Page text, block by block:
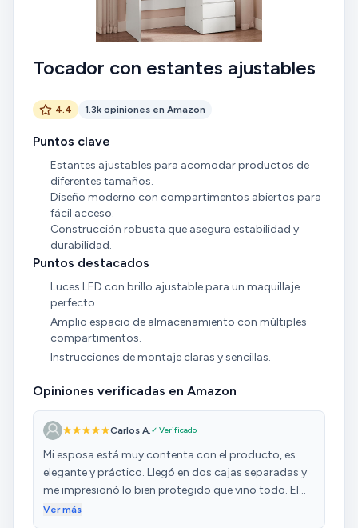
Tocador con estantes ajustables
4.4 1.3k opiniones en Amazon
Puntos clave
Estantes ajustables para acomodar productos de
diferentes tamaños.
Diseño moderno con compartimentos abiertos para
fácil acceso.
Construcción robusta que asegura estabilidad y
durabilidad.
Puntos destacados
Luces LED con brillo ajustable para un maquillaje
perfecto.
Amplio espacio de almacenamiento con múltiples
compartimentos.
Instrucciones de montaje claras y sencillas.
Opiniones verificadas en Amazon
Carlos A. ✓ Verificado
Mi esposa está muy contenta con el producto, es
elegante y práctico. Llegó en dos cajas separadas y
me impresionó lo bien protegido que vino todo. El
montaje es muy fácil y más con las instrucciones
Ver más